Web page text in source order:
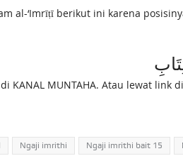
KANAL MUNTAHA. Atau lewat link di
Ngaji imrithi Ngaji imrithi bait 15